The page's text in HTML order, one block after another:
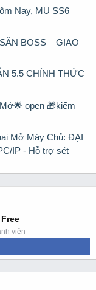
Nay, MU SS6
BOSS – GIAO
5.5 CHÍNH THỨC
open 🎁kiếm
Mở Máy Chủ: ĐẠI
IP - Hỗ trợ sét
viên